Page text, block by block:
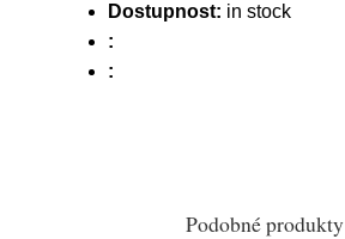
Dostupnost: in stock
:
:
Podobné produkty